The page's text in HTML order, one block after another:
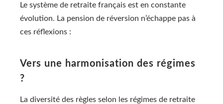
Le système de retraite français est en constante
évolution. La pension de réversion n’échappe pas à
ces réflexions :
Vers une harmonisation des régimes
?
La diversité des règles selon les régimes de retraite